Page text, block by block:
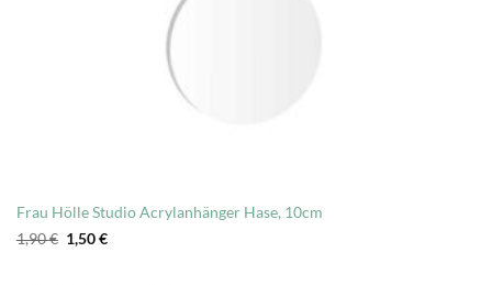
Frau Hölle Studio Acrylanhänger Hase, 10cm
1,90€ Ursprünglicher
Preis
1,50€Aktueller